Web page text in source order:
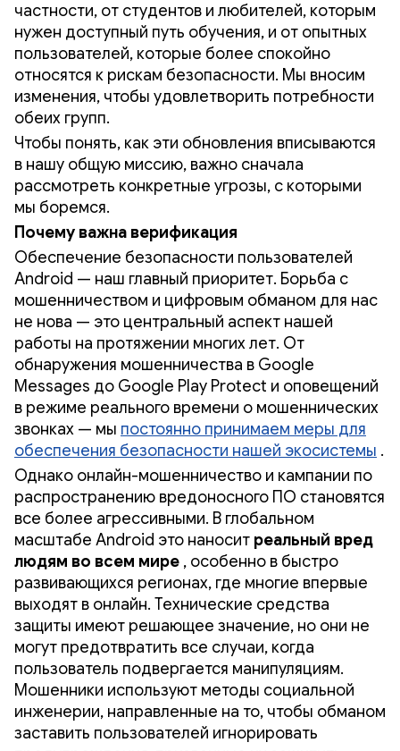
частности, от студентов и любителей, которым
нужен доступный путь обучения, и от опытных
пользователей, которые более спокойно
относятся к рискам безопасности. Мы вносим
изменения, чтобы удовлетворить потребности
обеих групп.
Чтобы понять, как эти обновления вписываются
в нашу общую миссию, важно сначала
рассмотреть конкретные угрозы, с которыми
мы боремся.
Почему важна верификация
Обеспечение безопасности пользователей
Android — наш главный приоритет. Борьба с
мошенничеством и цифровым обманом для нас
не нова — это центральный аспект нашей
работы на протяжении многих лет. От
обнаружения мошенничества в Google
Messages до Google Play Protect и оповещений
в режиме реального времени о мошеннических
звонках — мы постоянно принимаем меры для
обеспечения безопасности нашей экосистемы .
Однако онлайн-мошенничество и кампании по
распространению вредоносного ПО становятся
все более агрессивными. В глобальном
масштабе Android это наносит реальный вред
людям во всем мире , особенно в быстро
развивающихся регионах, где многие впервые
выходят в онлайн. Технические средства
защиты имеют решающее значение, но они не
могут предотвратить все случаи, когда
пользователь подвергается манипуляциям.
Мошенники используют методы социальной
инженерии, направленные на то, чтобы обманом
заставить пользователей игнорировать